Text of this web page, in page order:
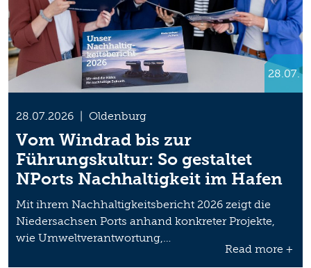
28.07.
28.07.2026 | Oldenburg
Vom Windrad bis zur
Führungskultur: So gestaltet
NPorts Nachhaltigkeit im Hafen
Mit ihrem Nachhaltigkeitsbericht 2026 zeigt die
Niedersachsen Ports anhand konkreter Projekte,
wie Umweltverantwortung,…
Read more +